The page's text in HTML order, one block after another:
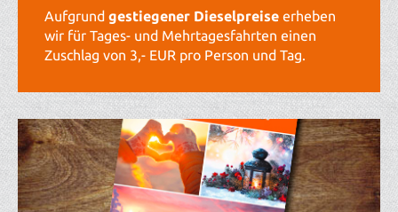
Aufgrund gestiegener Dieselpreise erheben
wir für Tages- und Mehrtagesfahrten einen
Zuschlag von 3,- EUR pro Person und Tag.